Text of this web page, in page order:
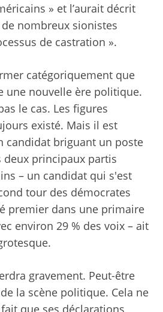
» et l’aurait décrit
nombreux sionistes
de castration ».
catégoriquement que
une nouvelle ère politique.
le cas. Les figures
existé. Mais il est
candidat briguant un poste
deux principaux partis
– un candidat qui s'est
tour des démocrates
premier dans une primaire
environ 29 % des voix – ait
gravement. Peut-être
la scène politique. Cela ne
que ses déclarations